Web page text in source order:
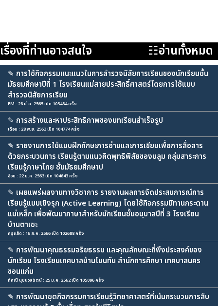
เรื่องที่ท่านอาจสนใจ ☷อ่านทั้งหมด
✎ การใช้กิจกรรมแนะแนวในการสำรวจนิสัยการเรียนของนักเรียนชั้น
มัธยมศึกษาปีที่ 1 โรงเรียนแม่สายประสิทธิ์ศาสตร์โดยการใช้แบบ
สำรวจนิสัยการเรียน
EM : 28 มี.ค. 2565 เปิด 103484 ครั้ง
✎ การสร้างและหาประสิทธิภาพของบทเรียนสำเร็จรูป
เดือน : 28 พ.ย. 2563 เปิด 104774 ครั้ง
✎ รายงานการใช้แบบฝึกทักษะการอ่านและการเขียนเพื่อการสื่อสาร
ด้วยกระบวนการ เรียนรู้ตามแนวคิดพุทธิพิสัยของบลูม กลุ่มสาระการ
เรียนรู้ภาษาไทย ชั้นมัธยมศึกษาป
อ้อย : 22 ม.ค. 2563 เปิด 104643 ครั้ง
✎ เผยแพร่ผลงานทางวิชาการ รายงานผลการจัดประสบการณ์การ
เรียนรู้แบบเชิงรุก (Active Learning) โดยใช้กิจกรรมนิทานกระดาน
แม่เหล็ก เพื่อพัฒนาภาษาสำหรับนักเรียนชั้นอนุบาลปีที่ 3 โรงเรียน
บ้านตาเซะ
ครูแอ๊ด : 16 ส.ค. 2566 เปิด 102688 ครั้ง
✎ การพัฒนาคุณธรรมจริยธรรม และคุณลักษณะที่พึงประสงค์ของ
นักเรียน โรงเรียนเทศบาลบ้านโนนทัน สำนักการศึกษา เทศบาลนคร
ขอนแก่น
ทัศณี นุชนวลรัตน์ : 25 ม.ค. 2562 เปิด 105096 ครั้ง
✎ การพัฒนาชุดกิจกรรมการเรียนรู้วิทยาศาสตร์ที่เน้นกระบวนการสืบ